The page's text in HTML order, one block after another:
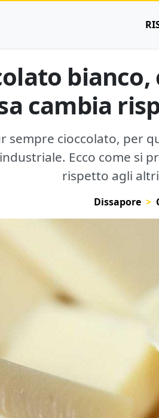
cambia
sempre cioccolato, per
Ecco come si
rispetto agli
Dissapore